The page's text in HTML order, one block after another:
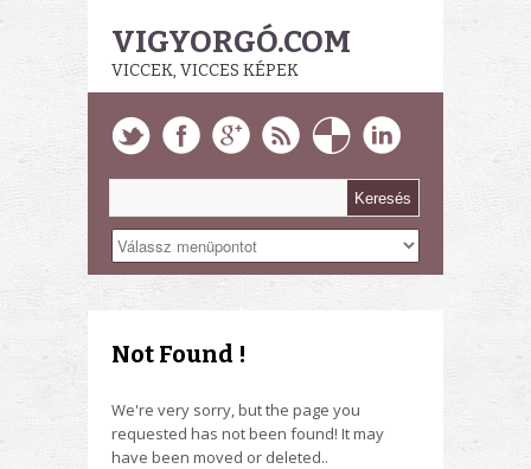
VIGYORGÓ.COM
VICCEK, VICCES KÉPEK
Not Found !
We're very sorry, but the page you
requested has not been found! It may
have been moved or deleted..